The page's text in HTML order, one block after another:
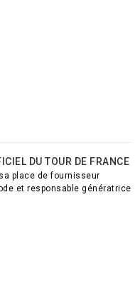
DU TOUR DE FRANCE
place de fournisseur
et responsable génératrice